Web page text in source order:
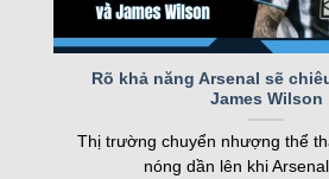
Một số tính năng nổi bật
Trang web sở hữu nhiều tính
ứng nhu cầu của cả người hâm
Rõ khả năng Arsenal sẽ
James Wilson
Thị trường chuyển nhượng thể
nóng dần lên khi